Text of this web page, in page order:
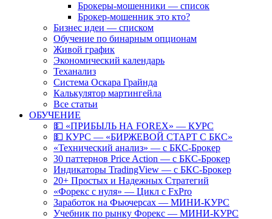
Брокеры-мошенники — список
Брокер-мошенник это кто?
Бизнес идеи — списком
Обучение по бинарным опционам
Живой график
Экономический календарь
Теханализ
Система Оскара Грайнда
Калькулятор мартингейла
Все статьи
ОБУЧЕНИЕ
💵 «ПРИБЫЛЬ НА FOREX» — КУРС
💵 КУРС — «БИРЖЕВОЙ СТАРТ С БКС»
«Технический анализ» — с БКС-Брокер
30 паттернов Price Action — с БКС-Брокер
Индикаторы TradingView — с БКС-Брокер
20+ Простых и Надежных Стратегий
«Форекс с нуля» — Цикл с FxPro
Заработок на Фьючерсах — МИНИ-КУРС
Учебник по рынку Форекс — МИНИ-КУРС